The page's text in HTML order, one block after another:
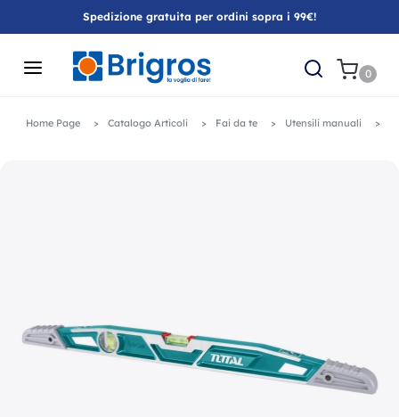
Spedizione gratuita per ordini sopra i 99€!
0
Home Page Catalogo Articoli Fai da te Utensili manuali